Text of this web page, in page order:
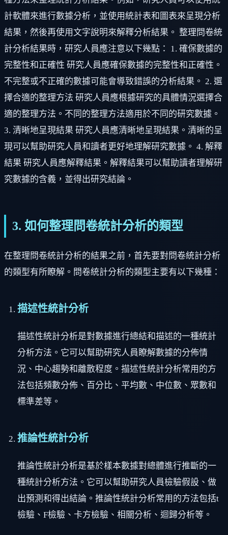
計軟體來進行數據分析，並使用統計表和圖表來呈現分析
結果，然後再使用文字說明來解釋分析結果。 整理問卷統
計分析結果時，研究人員應注意以下幾點： 1. 確保數據的
完整性和正確性 研究人員應確保數據的完整性和正確性。
不完整或不正確的數據可能會導致錯誤的分析結果。 2. 選
擇合適的整理方法 研究人員應根據研究的具體情況選擇合
適的整理方法。不同的整理方法適用於不同的研究數據。
3. 清晰地呈現結果 研究人員應清晰地呈現結果。清晰的呈
現可以幫助研究人員和讀者更好地理解研究數據。 4. 解釋
結果 研究人員應解釋結果。解釋結果可以幫助讀者理解研
究數據的含義，並得出研究結論。
3. 如何整理問卷統計分析的類型
在整理問卷統計分析的結果之前，首先要對問卷統計分析
的類型有所瞭解。問卷統計分析的類型主要有以下幾種：
描述性統計分析
描述性統計分析是對數據進行總結和描述的一種統計
分析方法。它可以幫助研究人員瞭解數據的分佈情
況、中心趨勢和離散程度。描述性統計分析常用的方
法包括頻數分佈、百分比、平均數、中位數、眾數和
標準差等。
推論性統計分析
推論性統計分析是基於樣本數據對總體進行推斷的一
種統計分析方法。它可以幫助研究人員檢驗假設、做
出預測和得出結論。推論性統計分析常用的方法包括t
檢驗、F檢驗、卡方檢驗、相關分析、迴歸分析等。